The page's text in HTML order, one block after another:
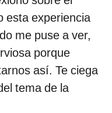
esta experiencia
me puse a ver,
porque
así. Te ciega
tema de la